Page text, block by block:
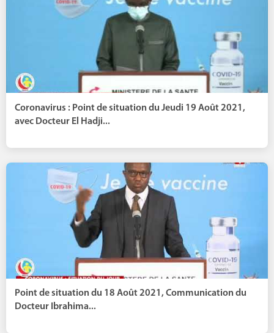
Coronavirus : Point de situation du Jeudi 19 Août 2021,
avec Docteur El Hadji...
Point de situation du 18 Août 2021, Communication du
Docteur Ibrahima...